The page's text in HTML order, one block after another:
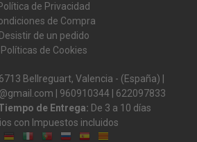
de Privacidad
de Compra
Desistir de un pedido
Políticas de Cookies
Bellreguart, Valencia - (España) |
| 960910344
622097833
de Entrega: De 3 a 10 días
con Impuestos incluidos